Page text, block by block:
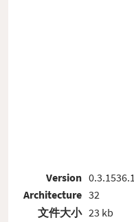
Version
Architecture
文件大小
0.3.1536.1
32
23 kb